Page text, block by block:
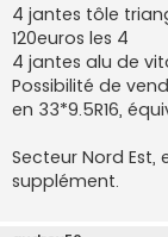
4 jantes tôle
120euros les 4
4 jantes alu de
Possibilité de
en 33*9.5R16,
Secteur Nord
supplément.